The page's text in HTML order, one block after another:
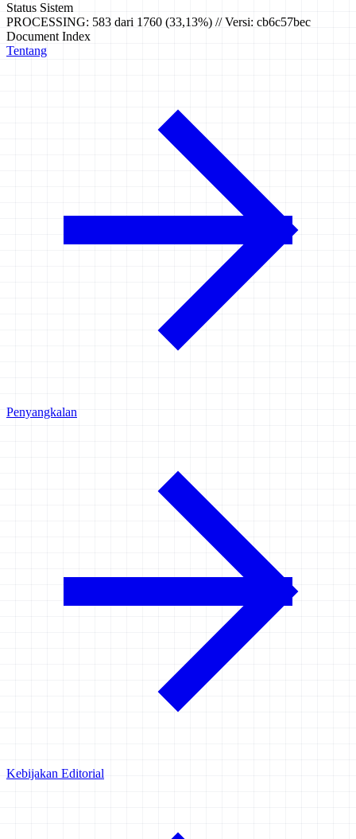
Status Sistem
PROCESSING: 583 dari 1760 (33,13%) // Versi: cb6c57bec
Document Index
Tentang
Penyangkalan
Kebijakan Editorial